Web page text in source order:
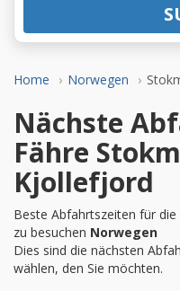
Home Norwegen
Nächste
Fähre
Kjollefjord
Beste Abfahrtszeiten für die
zu besuchen Norwegen
Dies sind die nächsten
wählen, den Sie möchten.